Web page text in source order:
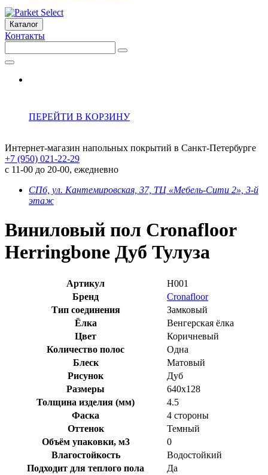
Каталог
Контакты
ПЕРЕЙТИ В КОРЗИНУ
Интернет-магазин напольных покрытий в Санкт-Петербурге
+7 (950) 021-22-29
с 11-00 до 20-00, ежедневно
СПб, ул. Кантемировская, 37, ТЦ «Мебель-Сити 2», 3-й
этаж
Виниловый пол Cronafloor
Herringbone Дуб Тулуза
Артикул
H001
Бренд
Cronafloor
Тип соединения
Замковый
Ёлка
Венгерская ёлка
Цвет
Коричневый
Количество полос
Одна
Блеск
Матовый
Рисунок
Дуб
Размеры
640x128
Толщина изделия (мм)
4.5
Фаска
4 стороны
Оттенок
Темный
Объём упаковки, м3
0
Влагостойкость
Водостойкий
Подходит для теплого пола
Да